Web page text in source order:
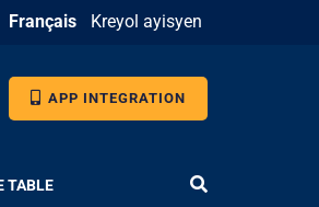
Français Kreyol ayisyen
APP INTEGRATION
TABLE